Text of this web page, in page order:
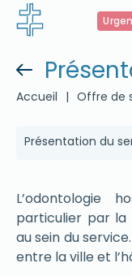
Accueil | Offre de
Présentation du
L’odontologie
particulier par la
au sein du
entre la ville et